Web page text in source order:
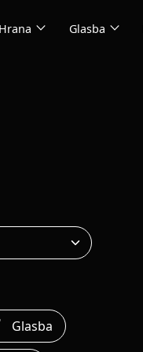
Hrana expand_more Glasba expand_more
Glasba